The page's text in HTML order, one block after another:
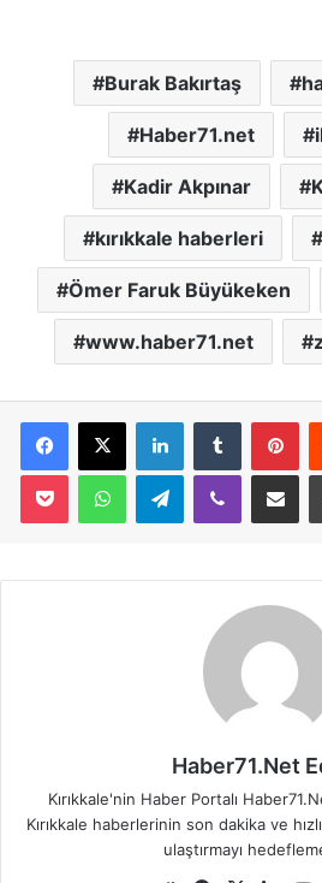
Burak Bakırtaş
Haber71.net
Kadir Akpınar
kırıkkale haberleri
Ömer Faruk Büyükeken
www.haber71.net
Telegram
Haber71.Net
Kırıkkale'nin Haber Portalı
Kırıkkale haberlerinin son dakika ve
ulaştırmayı